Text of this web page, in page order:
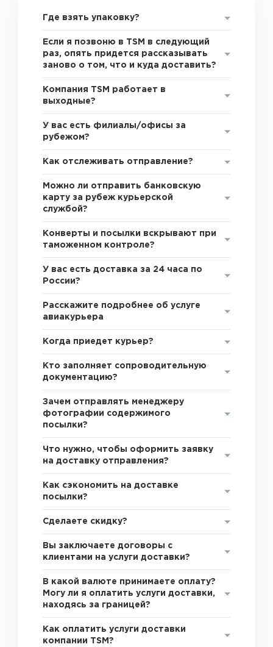
Где взять упаковку?
Если я позвоню в TSM в следующий
раз, опять придется рассказывать
заново о том, что и куда доставить?
Компания TSM работает в
выходные?
У вас есть филиалы/офисы за
рубежом?
Как отслеживать отправление?
Можно ли отправить банковскую
карту за рубеж курьерской
службой?
Конверты и посылки вскрывают при
таможенном контроле?
У вас есть доставка за 24 часа по
России?
Расскажите подробнее об услуге
авиакурьера
Когда приедет курьер?
Кто заполняет сопроводительную
документацию?
Зачем отправлять менеджеру
фотографии содержимого
посылки?
Что нужно, чтобы оформить заявку
на доставку отправления?
Как сэкономить на доставке
посылки?
Сделаете скидку?
Вы заключаете договоры с
клиентами на услуги доставки?
В какой валюте принимаете оплату?
Могу ли я оплатить услуги доставки,
находясь за границей?
Как оплатить услуги доставки
компании TSM?